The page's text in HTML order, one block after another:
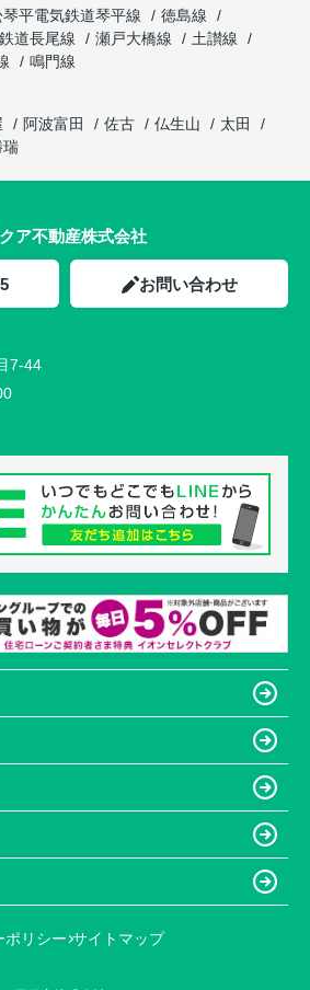
平電気鉄道琴平線
徳島線
道長尾線 瀬戸大橋線
土讃線
鳴門線
阿波富田 佐古 仏生山
太田
瑞
ア不動産株式会社
お問い合わせ
7-44
ポリシー サイトマップ